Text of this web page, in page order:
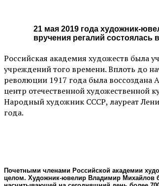
21 мая 2019 года художник-
вручения регалий
Российская академия художеств была
учреждений того времени. Вплоть до
революции 1917 года была воссоздана
центр отечественной художественной
Народный художник СССР, лауреат
года.
Почетными членами Российской академии
целом. Художник-ювелир Владимир Михайлов